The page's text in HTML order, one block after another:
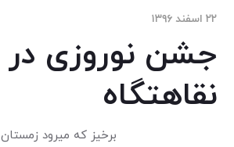
۲۲ اسفند ۱۳۹۶
جشن نوروزی در
نقاهتگاه
برخیز که میرود زمستان